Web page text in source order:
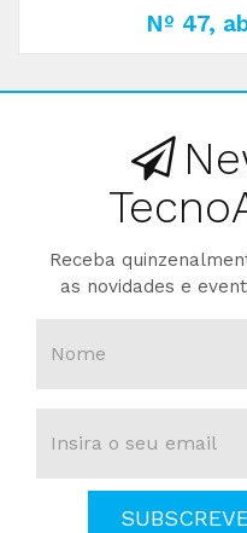
Nº 47,
Receba
as novidades e